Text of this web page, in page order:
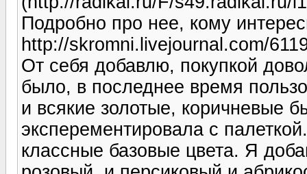
Подробно про нее, кому
http://skromni.livejournal.com/
От себя добавлю, покупкой
было, в последнее время
и всякие золотые, коричневые
эксперементировала с
классные базовые цвета. Я